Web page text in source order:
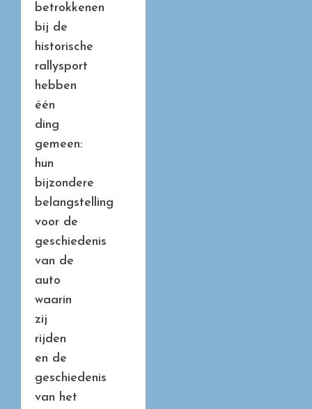
betrokkenen
bij de
historische
rallysport
hebben
één
ding
gemeen:
hun
bijzondere
belangstelling
voor de
geschiedenis
van de
auto
waarin
zij
rijden
en de
geschiedenis
van het